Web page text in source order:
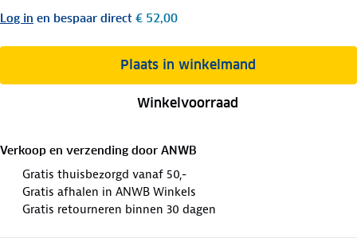
Log in en bespaar direct € 52,00
Plaats in winkelmand
Winkelvoorraad
Verkoop en verzending door ANWB
Gratis thuisbezorgd vanaf 50,-
Gratis afhalen in ANWB Winkels
Gratis retourneren binnen 30 dagen